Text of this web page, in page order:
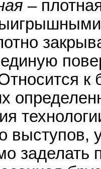
–
выступов,
заделать